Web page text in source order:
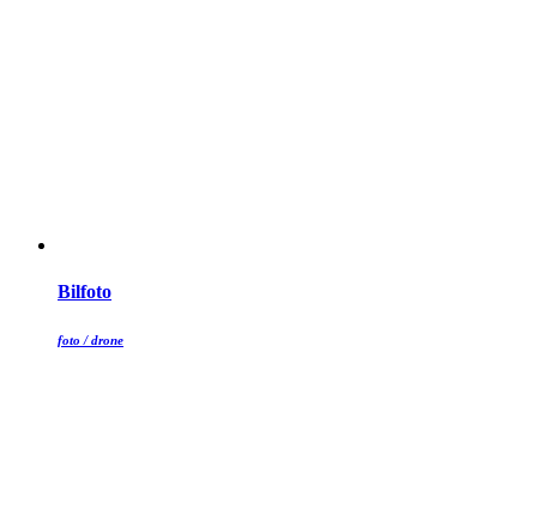
Bilfoto
foto / drone